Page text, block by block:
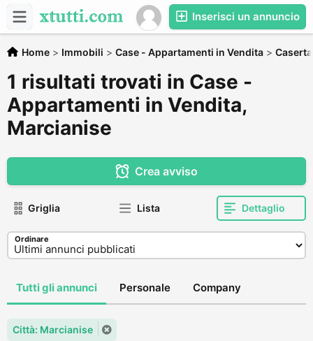
Inserisci un annuncio
Home > Immobili > Case - Appartamenti in Vendita > Caserta
1 risultati trovati in Case -
Appartamenti in Vendita,
Marcianise
Crea avviso
Griglia Lista Dettaglio
Ordinare
Tutti gli annunci Personale Company
Città: Marcianise